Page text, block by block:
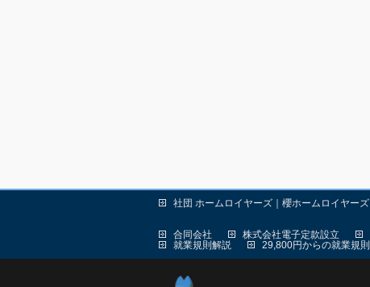
社団 ホームロイヤーズ｜櫻ホームロイヤー
合同会社
株式会社電子定款設立
就業規則解説
29,800円からの就業規